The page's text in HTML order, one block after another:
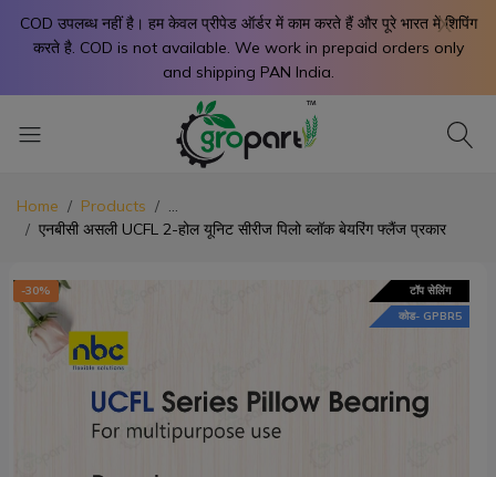
COD उपलब्ध नहीं है। हम केवल प्रीपेड ऑर्डर में काम करते हैं और पूरे भारत में शिपिंग
करते है. COD is not available. We work in prepaid orders only
and shipping PAN India.
X
Home Products
...
एनबीसी असली UCFL 2-होल यूनिट सीरीज पिलो ब्लॉक बेयरिंग फ्लैंज प्रकार
टॉप सेलिंग
कोड- GPBR5
-30%